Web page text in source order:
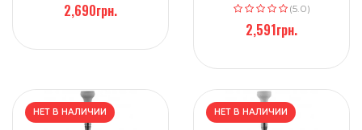
2,690грн. (5.0)
2,591грн.
НЕТ В НАЛИЧИИ НЕТ В НАЛИЧИИ